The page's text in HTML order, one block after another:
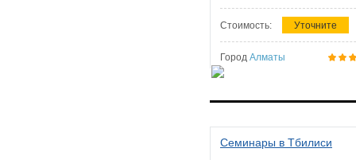
Стоимость: Уточните
Город Алматы
Семинары в Тбилиси